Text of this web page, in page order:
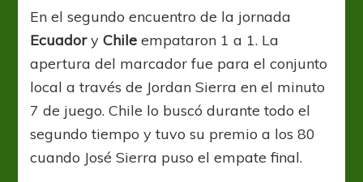
En el segundo encuentro de la jornada
EcuadoryChile empataron 1 a 1. La
apertura del marcador fue para el conjunto
local a través de Jordan Sierra en el minuto
7 de juego. Chile lo buscó durante todo el
segundo tiempo y tuvo su premio a los 80
cuando José Sierra puso el empate final.